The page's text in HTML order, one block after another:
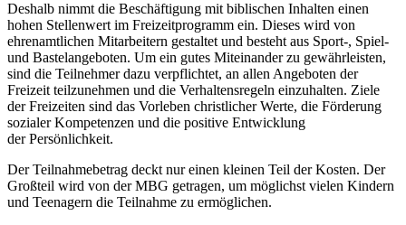
Deshalb nimmt die Beschäftigung mit biblischen Inhalten einen
hohen Stellenwert im Freizeitprogramm ein. Dieses wird von
ehrenamtlichen Mitarbeitern gestaltet und besteht aus Sport-, Spiel-
und Bastelangeboten. Um ein gutes Miteinander zu gewährleisten,
sind die Teilnehmer dazu verpflichtet, an allen Angeboten der
Freizeit teilzunehmen und die Verhaltensregeln einzuhalten. Ziele
der Freizeiten sind das Vorleben christlicher Werte, die Förderung
sozialer Kompetenzen und die positive Entwicklung
der Persönlichkeit.
Der Teilnahmebetrag deckt nur einen kleinen Teil der Kosten. Der
Großteil wird von der MBG getragen, um möglichst vielen Kindern
und Teenagern die Teilnahme zu ermöglichen.